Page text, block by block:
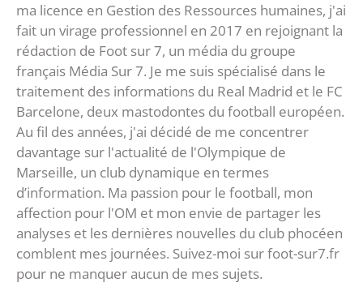
ma licence en Gestion des Ressources humaines, j'ai
fait un virage professionnel en 2017 en rejoignant la
rédaction de Foot sur 7, un média du groupe
français Média Sur 7. Je me suis spécialisé dans le
traitement des informations du Real Madrid et le FC
Barcelone, deux mastodontes du football européen.
Au fil des années, j'ai décidé de me concentrer
davantage sur l'actualité de l'Olympique de
Marseille, un club dynamique en termes
d’information. Ma passion pour le football, mon
affection pour l'OM et mon envie de partager les
analyses et les dernières nouvelles du club phocéen
comblent mes journées. Suivez-moi sur foot-sur7.fr
pour ne manquer aucun de mes sujets.